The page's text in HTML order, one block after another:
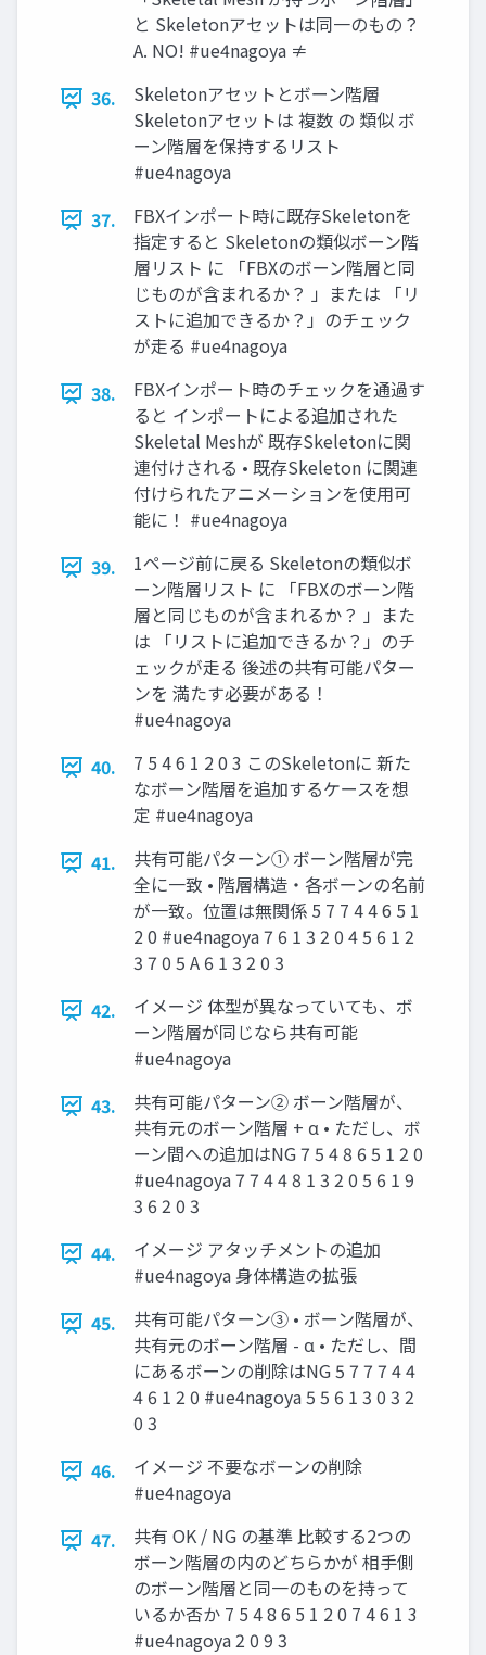
と Skeletonアセットは同一のもの？
A. NO! #ue4nagoya ≠
36.
Skeletonアセットとボーン階層
Skeletonアセットは 複数 の 類似 ボ
ーン階層を保持するリスト
#ue4nagoya
37.
FBXインポート時に既存Skeletonを
指定すると Skeletonの類似ボーン階
層リスト に 「FBXのボーン階層と同
じものが含まれるか？ 」または 「リ
ストに追加できるか？」のチェック
が走る #ue4nagoya
38.
FBXインポート時のチェックを通過す
ると インポートによる追加された
Skeletal Meshが 既存Skeletonに関
連付けされる • 既存Skeleton に関連
付けられたアニメーションを使用可
能に！ #ue4nagoya
39.
1ページ前に戻る Skeletonの類似ボ
ーン階層リスト に 「FBXのボーン階
層と同じものが含まれるか？ 」また
は 「リストに追加できるか？」のチ
ェックが走る 後述の共有可能パター
ンを 満たす必要がある！
#ue4nagoya
40.
7 5 4 6 1 2 0 3 このSkeletonに 新た
なボーン階層を追加するケースを想
定 #ue4nagoya
41.
共有可能パターン① ボーン階層が完
全に一致 • 階層構造・各ボーンの名前
が一致。位置は無関係 5 7 7 4 4 6 5 1
2 0 #ue4nagoya 7 6 1 3 2 0 4 5 6 1 2
3 7 0 5 A 6 1 3 2 0 3
42.
イメージ 体型が異なっていても、ボ
ーン階層が同じなら共有可能
#ue4nagoya
43.
共有可能パターン② ボーン階層が、
共有元のボーン階層 + α • ただし、ボ
ーン間への追加はNG 7 5 4 8 6 5 1 2 0
#ue4nagoya 7 7 4 4 8 1 3 2 0 5 6 1 9
3 6 2 0 3
44.
イメージ アタッチメントの追加
#ue4nagoya 身体構造の拡張
45.
共有可能パターン③ • ボーン階層が、
共有元のボーン階層 - α • ただし、間
にあるボーンの削除はNG 5 7 7 7 4 4
4 6 1 2 0 #ue4nagoya 5 5 6 1 3 0 3 2
0 3
46.
イメージ 不要なボーンの削除
#ue4nagoya
47.
共有 OK / NG の基準 比較する2つの
ボーン階層の内のどちらかが 相手側
のボーン階層と同一のものを持って
いるか否か 7 5 4 8 6 5 1 2 0 7 4 6 1 3
#ue4nagoya 2 0 9 3